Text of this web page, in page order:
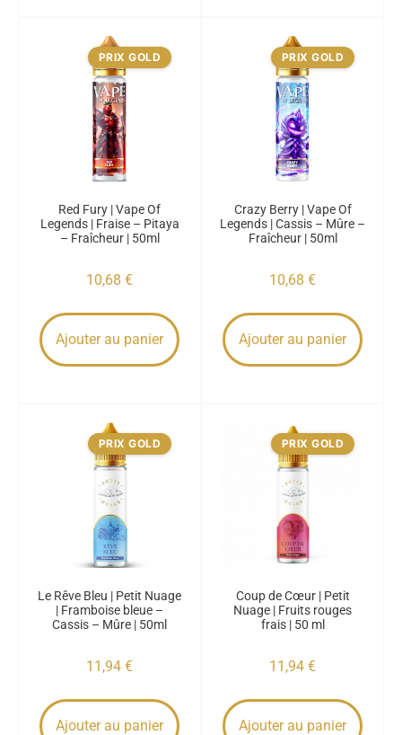
PRIX GOLD
Red Fury | Vape Of
Legends | Fraise – Pitaya
– Fraîcheur | 50ml
10,68 €
Ajouter au panier
PRIX GOLD
Crazy Berry | Vape Of
Legends | Cassis – Mûre –
Fraîcheur | 50ml
10,68 €
Ajouter au panier
PRIX GOLD
Le Rêve Bleu | Petit Nuage
| Framboise bleue –
Cassis – Mûre | 50ml
11,94 €
Ajouter au panier
PRIX GOLD
Coup de Cœur | Petit
Nuage | Fruits rouges
frais | 50 ml
11,94 €
Ajouter au panier